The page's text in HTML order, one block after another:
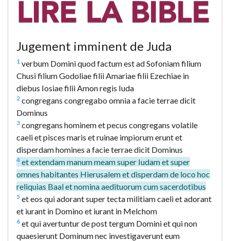
Jugement imminent de Juda
1 verbum Domini quod factum est ad Sofoniam filium
Chusi filium Godoliae filii Amariae filii Ezechiae in
diebus Iosiae filii Amon regis Iuda
2 congregans congregabo omnia a facie terrae dicit
Dominus
3 congregans hominem et pecus congregans volatile
caeli et pisces maris et ruinae impiorum erunt et
disperdam homines a facie terrae dicit Dominus
4 et extendam manum meam super Iudam et super
omnes habitantes Hierusalem et disperdam de loco hoc
reliquias Baal et nomina aedituorum cum sacerdotibus
5 et eos qui adorant super tecta militiam caeli et adorant
et iurant in Domino et iurant in Melchom
6 et qui avertuntur de post tergum Domini et qui non
quaesierunt Dominum nec investigaverunt eum